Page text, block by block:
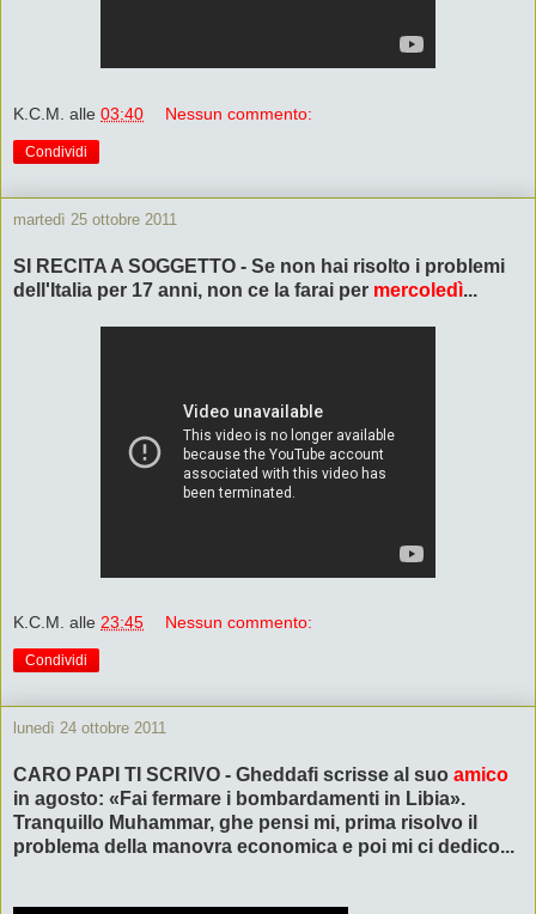
K.C.M. alle 03:40 Nessun commento:
Condividi
martedì 25 ottobre 2011
SI RECITA A SOGGETTO - Se non hai risolto i problemi
dell'Italia per 17 anni, non ce la farai per mercoledì...
K.C.M. alle 23:45 Nessun commento:
Condividi
lunedì 24 ottobre 2011
CARO PAPI TI SCRIVO - Gheddafi scrisse al suo amico
in agosto: «Fai fermare i bombardamenti in Libia».
Tranquillo Muhammar, ghe pensi mi, prima risolvo il
problema della manovra economica e poi mi ci dedico...